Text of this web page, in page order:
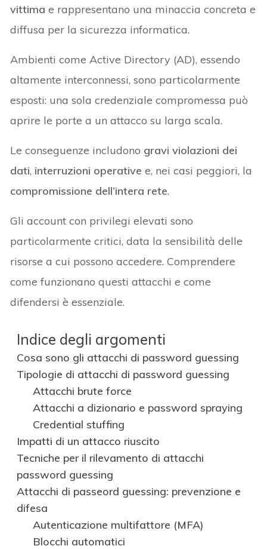
vittima e rappresentano una minaccia concreta e
diffusa per la sicurezza informatica.
Ambienti come Active Directory (AD), essendo
altamente interconnessi, sono particolarmente
esposti: una sola credenziale compromessa può
aprire le porte a un attacco su larga scala.
Le conseguenze includono gravi violazioni dei
dati, interruzioni operative e, nei casi peggiori, la
compromissione dell’intera rete.
Gli account con privilegi elevati sono
particolarmente critici, data la sensibilità delle
risorse a cui possono accedere. Comprendere
come funzionano questi attacchi e come
difendersi è essenziale.
Indice degli argomenti
Cosa sono gli attacchi di password guessing
Tipologie di attacchi di password guessing
Attacchi brute force
Attacchi a dizionario e password spraying
Credential stuffing
Impatti di un attacco riuscito
Tecniche per il rilevamento di attacchi
password guessing
Attacchi di passeord guessing: prevenzione e
difesa
Autenticazione multifattore (MFA)
Blocchi automatici